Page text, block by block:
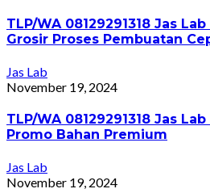
TLP/WA 08129291318 Jas
Grosir Proses Pembuatan
Jas Lab
November 19, 2024
TLP/WA 08129291318 Jas
Promo Bahan Premium
Jas Lab
November 19, 2024